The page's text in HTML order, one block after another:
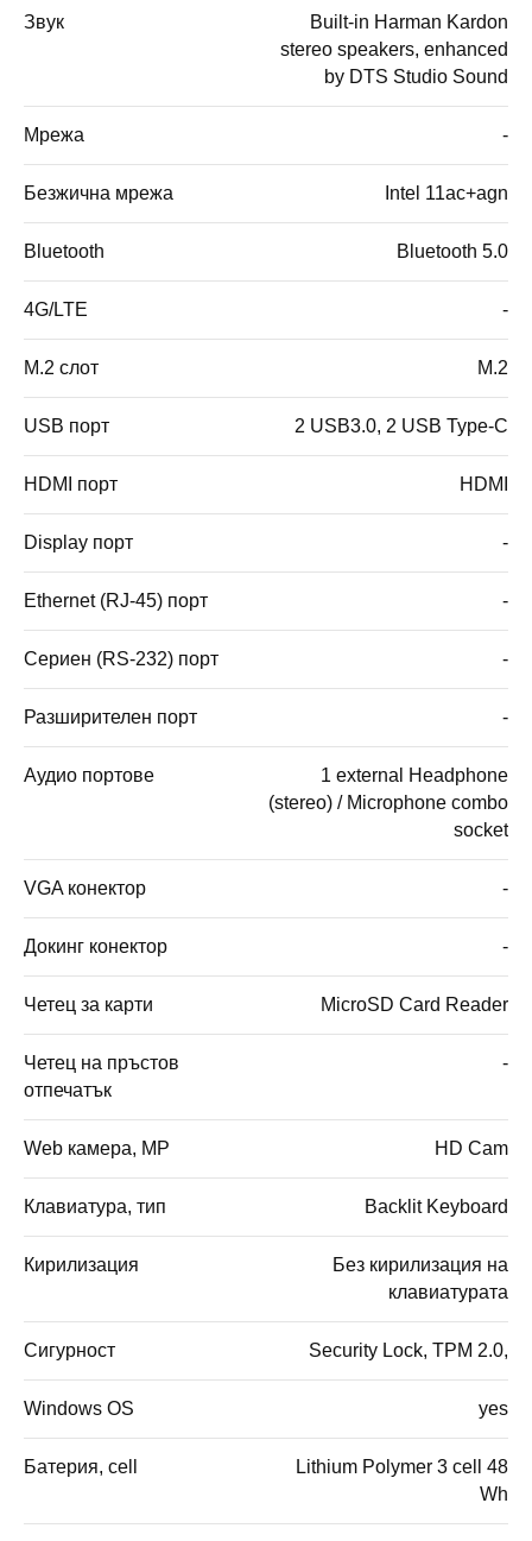
Звук
Built-in Harman Kardon
stereo speakers, enhanced
by DTS Studio Sound
Мрежа -
Безжична мрежа Intel 11ac+agn
Bluetooth Bluetooth 5.0
4G/LTE -
M.2 слот M.2
USB порт 2 USB3.0, 2 USB Type-C
HDMI порт HDMI
Display порт -
Ethernet (RJ-45) порт -
Сериен (RS-232) порт -
Разширителен порт -
Аудио портове
1 external Headphone
(stereo) / Microphone combo
socket
VGA конектор -
Докинг конектор -
Четец за карти MicroSD Card Reader
Четец на пръстов
отпечатък
-
Web камера, MP HD Cam
Клавиатура, тип Backlit Keyboard
Кирилизация
Без кирилизация на
клавиатурата
Сигурност Security Lock, TPM 2.0,
Windows OS yes
Батерия, cell
Lithium Polymer 3 cell 48
Wh